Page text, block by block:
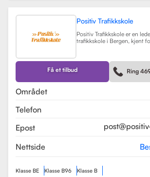
Positiv Trafikkskole
Positiv Trafikkskole er en
trafikkskole i Bergen, kjent
føreropplæring for både bil,
tilhenger og moped, og har
spesialiserte kurs som trafikalt
grunnkurs og mørkekjøring.
Få et tilbud Ring
Området
Telefon
Epost
Nettside
Klasse BE Klasse B96 Klasse B